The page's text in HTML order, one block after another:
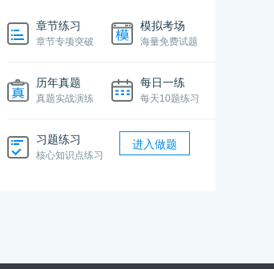
章节练习
章节专项突破
模拟考场
海量免费试题
历年真题
真题实战演练
每日一练
每天10题练习
习题练习
核心知识点练习
进入做题